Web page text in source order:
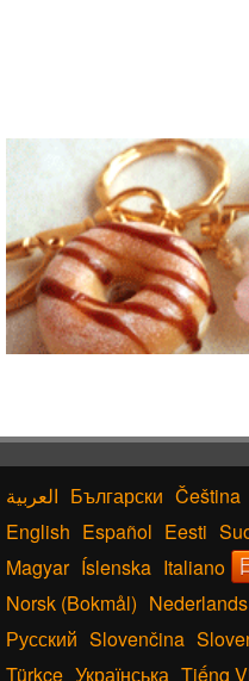
Български Čeština
English Español Eesti
Magyar Íslenska Italiano
Norsk (Bokmål) Nederlands
Русский Slovenčina
Türkçe Українська Tiếng